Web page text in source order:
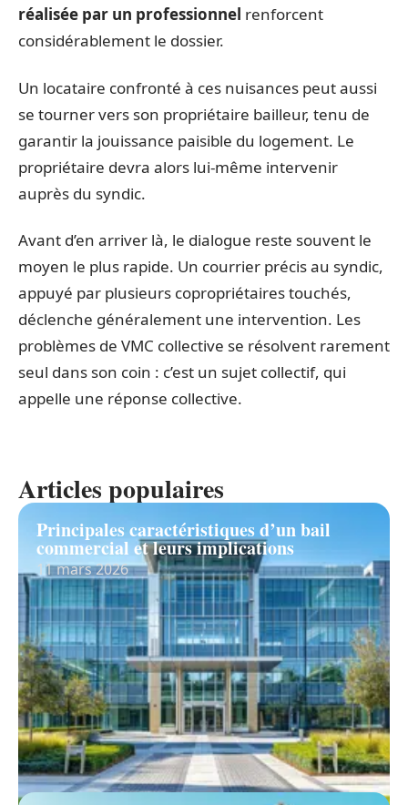
réalisée par un professionnel renforcent
considérablement le dossier.
Un locataire confronté à ces nuisances peut aussi
se tourner vers son propriétaire bailleur, tenu de
garantir la jouissance paisible du logement. Le
propriétaire devra alors lui-même intervenir
auprès du syndic.
Avant d’en arriver là, le dialogue reste souvent le
moyen le plus rapide. Un courrier précis au syndic,
appuyé par plusieurs copropriétaires touchés,
déclenche généralement une intervention. Les
problèmes de VMC collective se résolvent rarement
seul dans son coin : c’est un sujet collectif, qui
appelle une réponse collective.
Articles populaires
Principales caractéristiques d’un bail
commercial et leurs implications
11 mars 2026